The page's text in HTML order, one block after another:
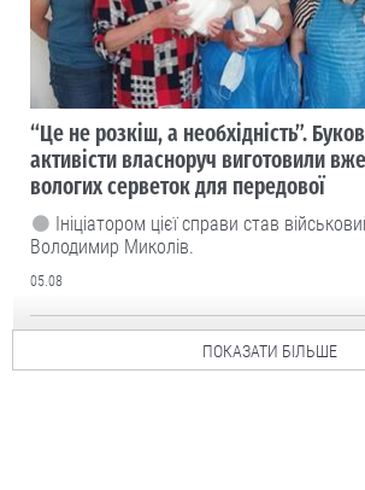
“Це не розкіш, а необхідність”.
активісти власноруч виготовили
вологих серветок для передової
Ініціатором цієї справи став
Володимир Миколів.
05.08
ПОКАЗАТИ БІЛЬШЕ